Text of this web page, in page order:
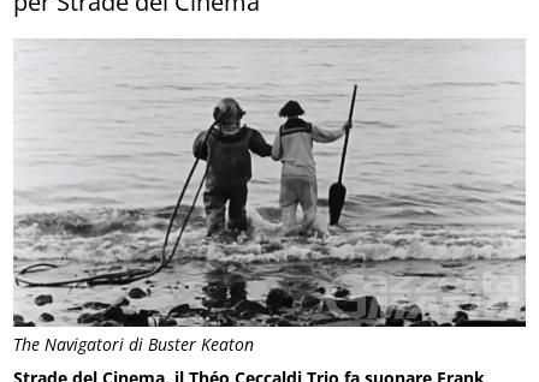
The Navigatori di Buster Keaton